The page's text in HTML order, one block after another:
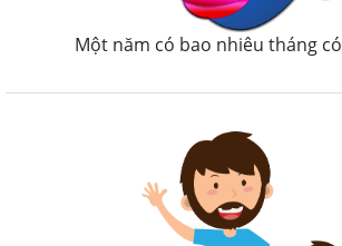
Một năm có bao nhiêu tháng có